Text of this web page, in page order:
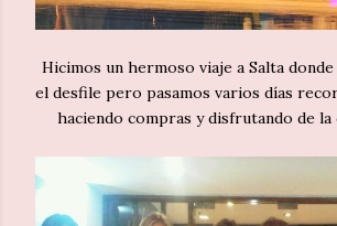
Hicimos un hermoso viaje a Salta
el desfile pero pasamos varios días
haciendo compras y disfrutando de